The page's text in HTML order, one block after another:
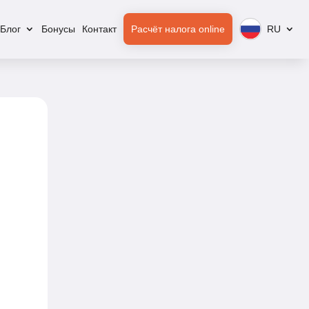
Блог Бонусы Контакт Расчёт налога online RU